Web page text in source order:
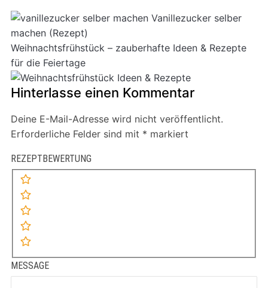
Vanillezucker selber
machen (Rezept)
Weihnachtsfrühstück – zauberhafte Ideen & Rezepte
für die Feiertage
Hinterlasse einen Kommentar
Deine E-Mail-Adresse wird nicht veröffentlicht.
Erforderliche Felder sind mit * markiert
REZEPTBEWERTUNG
MESSAGE